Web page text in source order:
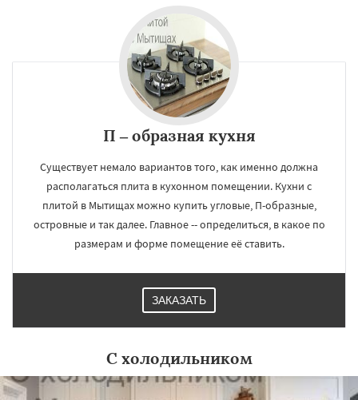
П – образная кухня
Существует немало вариантов того, как именно должна
располагаться плита в кухонном помещении. Кухни с
плитой в Мытищах можно купить угловые, П-образные,
островные и так далее. Главное -- определиться, в какое по
размерам и форме помещение её ставить.
ЗАКАЗАТЬ
С холодильником